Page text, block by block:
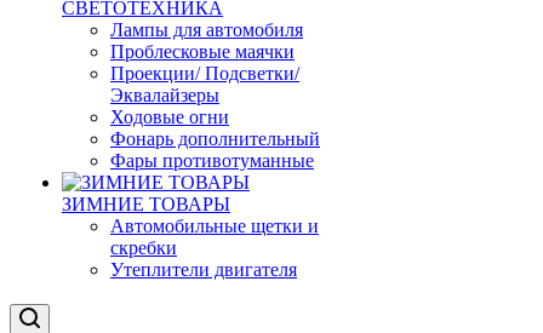
СВЕТОТЕХНИКА
Лампы для автомобиля
Проблесковые маячки
Проекции/ Подсветки/
Эквалайзеры
Ходовые огни
Фонарь дополнительный
Фары противотуманные
ЗИМНИЕ ТОВАРЫ
Автомобильные щетки и
скребки
Утеплители двигателя